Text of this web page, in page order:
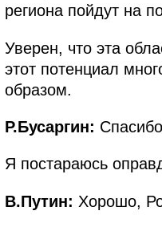
региона пойдут на
Уверен, что эта
этот потенциал
образом.
Р.Бусаргин:
Я постараюсь
В.Путин: Хорошо,